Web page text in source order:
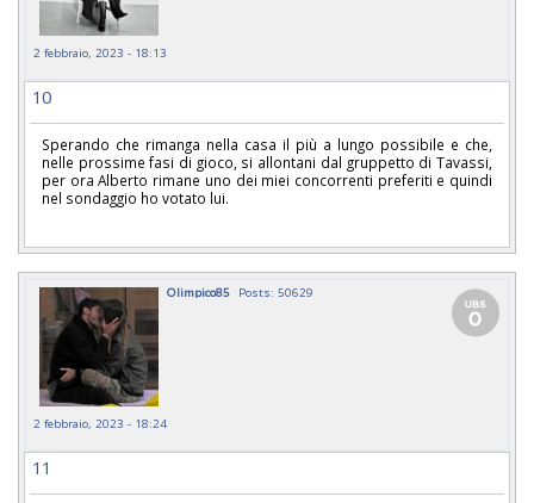
2 febbraio, 2023 - 18:13
10
Sperando che rimanga nella casa il più a lungo possibile e che,
nelle prossime fasi di gioco, si allontani dal gruppetto di Tavassi,
per ora Alberto rimane uno dei miei concorrenti preferiti e quindi
nel sondaggio ho votato lui.
Olimpico85 Posts: 50629
2 febbraio, 2023 - 18:24
11